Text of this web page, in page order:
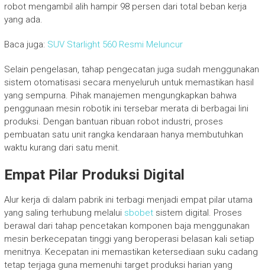
robot mengambil alih hampir 98 persen dari total beban kerja
yang ada.
Baca juga: SUV Starlight 560 Resmi Meluncur
Selain pengelasan, tahap pengecatan juga sudah menggunakan
sistem otomatisasi secara menyeluruh untuk memastikan hasil
yang sempurna. Pihak manajemen mengungkapkan bahwa
penggunaan mesin robotik ini tersebar merata di berbagai lini
produksi. Dengan bantuan ribuan robot industri, proses
pembuatan satu unit rangka kendaraan hanya membutuhkan
waktu kurang dari satu menit.
Empat Pilar Produksi Digital
Alur kerja di dalam pabrik ini terbagi menjadi empat pilar utama
yang saling terhubung melalui sbobet sistem digital. Proses
berawal dari tahap pencetakan komponen baja menggunakan
mesin berkecepatan tinggi yang beroperasi belasan kali setiap
menitnya. Kecepatan ini memastikan ketersediaan suku cadang
tetap terjaga guna memenuhi target produksi harian yang